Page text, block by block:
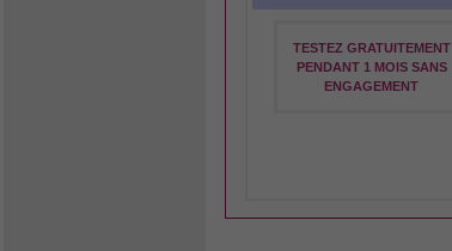
TESTEZ GRATUITEMENT
PENDANT 1 MOIS SANS
ENGAGEMENT